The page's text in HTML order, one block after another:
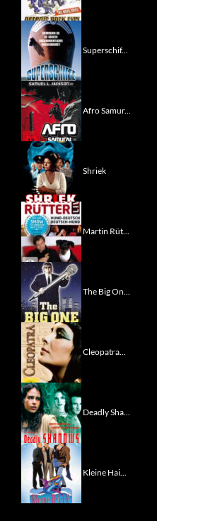
Superschif...
Afro Samur...
Shriek
Martin Rüt...
The Big On...
Cleopatra...
Deadly Sha...
Kleine Hai...